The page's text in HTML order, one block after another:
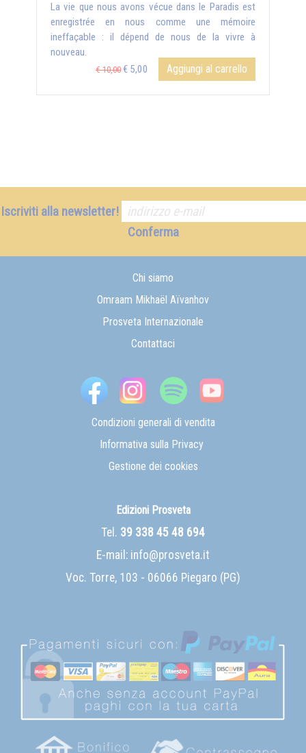
La vie que nous avons vécue dans le Paradis est
enregistrée en nous comme une mémoire
ineffaçable : il dépend de nous de la vivre à
nouveau.
€ 10,00 € 5,00 Aggiungi al carrello
Iscriviti alla newsletter!
Conferma
Chi siamo
Omraam Mikhaël Aïvanhov
Prosveta Internazionale
Contattaci
Condizioni generali di vendita
Informativa sulla Privacy
Gestione dei cookies
Edizioni Prosveta
Tel. 39 338 45 48 694
E-mail: info@prosveta.it
Voc. Torre, 103 - 06066 Piegaro (PG)